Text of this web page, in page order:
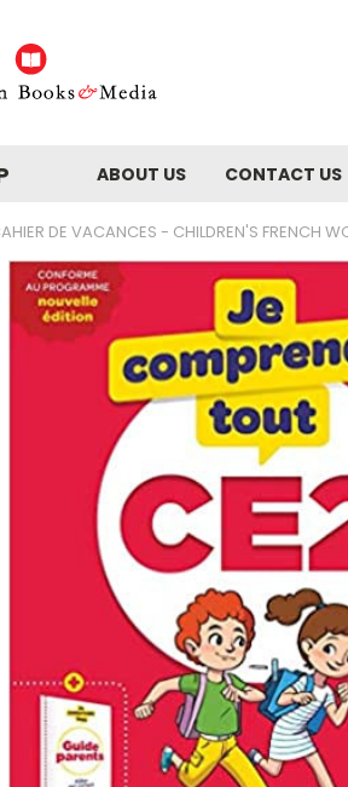
ABOUT US CONTACT US
DE VACANCES - CHILDREN'S FRENCH